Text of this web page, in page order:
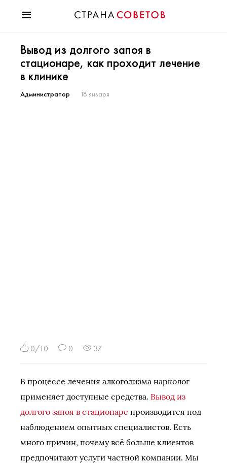
Мода
Звезды
Гороскопы
Здоровье
Вывод из долгого запоя в
стационаре, как проходит лечение
в клинике
Администратор 18 января
0/10 0 37
В процессе лечения алкоголизма нарколог
применяет доступные средства. Вывод из
долгого запоя в стационаре производится под
наблюдением опытных специалистов. Есть
много причин, почему всё больше клиентов
предпочитают услуги частной компании. Мы